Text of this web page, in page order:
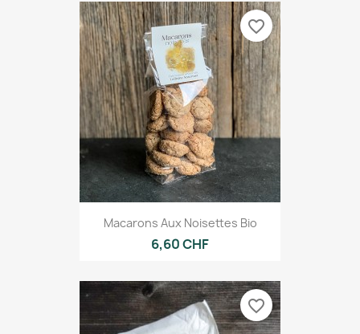
Macarons Aux Noisettes Bio
6,60 CHF
favorite_border
favorite_border